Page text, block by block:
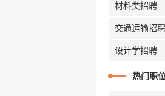
材料类招聘
交通运输招聘
设计学招聘
热门职